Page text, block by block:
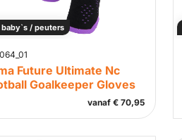
baby`s / peuters
Future Ultimate Nc
Goalkeeper Gloves
vanaf € 70,95